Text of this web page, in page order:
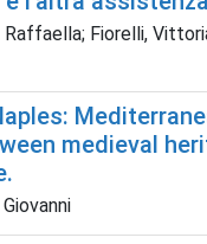
Raffaella; Fiorelli,
medieval